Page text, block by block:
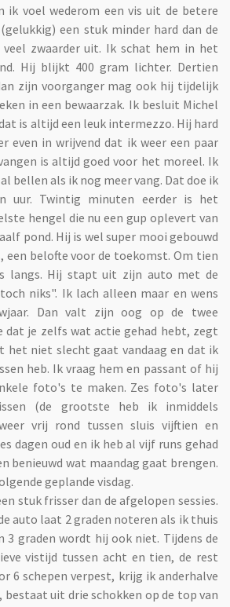
ik voel wederom een vis uit de betere
een stuk minder hard dan de
zwaarder uit. Ik schat hem in het
Hij blijkt 400 gram lichter. Dertien
zijn voorganger mag ook hij tijdelijk
in een bewaarzak. Ik besluit Michel
is altijd een leuk intermezzo. Hij hard
even in wrijvend dat ik weer een paar
is altijd goed voor het moreel. Ik
bellen als ik nog meer vang. Dat doe ik
uur. Twintig minuten eerder is het
hengel die nu een gup oplevert van
pond. Hij is wel super mooi gebouwd
een belofte voor de toekomst. Om tien
langs. Hij stapt uit zijn auto met de
niks". Ik lach alleen maar en wens
Dan valt zijn oog op de twee
dat je zelfs wat actie gehad hebt, zegt
het niet slecht gaat vandaag en dat ik
heb. Ik vraag hem en passant of hij
foto's te maken. Zes foto's later
(de grootste heb ik inmiddels
vrij rond tussen sluis vijftien en
dagen oud en ik heb al vijf runs gehad
benieuwd wat maandag gaat brengen.
geplande visdag.
stuk frisser dan de afgelopen sessies.
auto laat 2 graden noteren als ik thuis
3 graden wordt hij ook niet. Tijdens de
vistijd tussen acht en tien, de rest
6 schepen verpest, krijg ik anderhalve
bestaat uit drie schokken op de top van